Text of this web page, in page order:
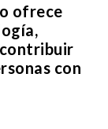
ofrece
con